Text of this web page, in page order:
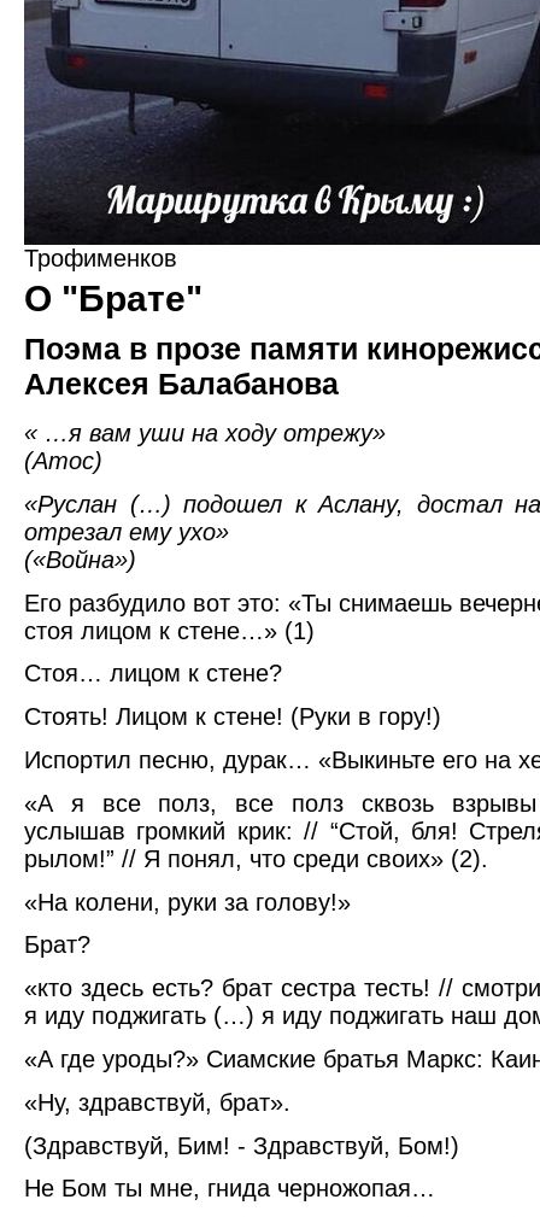
Трофименков
О "Брате"
Поэма в прозе памяти
Алексея Балабанова
« …я вам уши на ходу отрежу»
(Атос)
«Руслан (…) подошел к Аслану, достал
отрезал ему ухо»
(«Война»)
Его разбудило вот это: «Ты снимаешь
стоя лицом к стене…» (1)
Стоя… лицом к стене?
Стоять! Лицом к стене! (Руки в гору!)
Испортил песню, дурак… «Выкиньте его на
«А я все полз, все полз сквозь
услышав громкий крик: // “Стой, бля!
рылом!” // Я понял, что среди своих» (2).
«На колени, руки за голову!»
Брат?
«кто здесь есть? брат сестра тесть! //
я иду поджигать (…) я иду поджигать наш
«А где уроды?» Сиамские братья Маркс:
«Ну, здравствуй, брат».
(Здравствуй, Бим! - Здравствуй, Бом!)
Не Бом ты мне, гнида черножопая…